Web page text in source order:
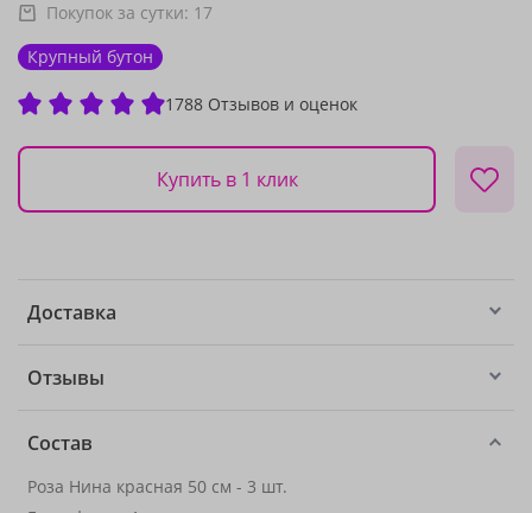
Покупок за сутки: 17
Крупный бутон
1788 Отзывов и оценок
Купить в 1 клик
Доставка
Отзывы
Состав
Роза Нина красная 50 см - 3 шт.